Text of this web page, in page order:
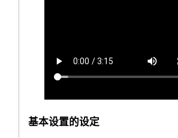
基本设置的设定